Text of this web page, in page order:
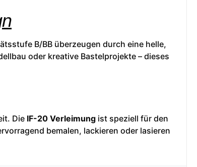
B/BB überzeugen durch eine helle,
oder kreative Bastelprojekte – dieses
Die IF-20 Verleimung ist speziell für den
bemalen, lackieren oder lasieren